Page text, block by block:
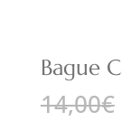
Bague
14,00€